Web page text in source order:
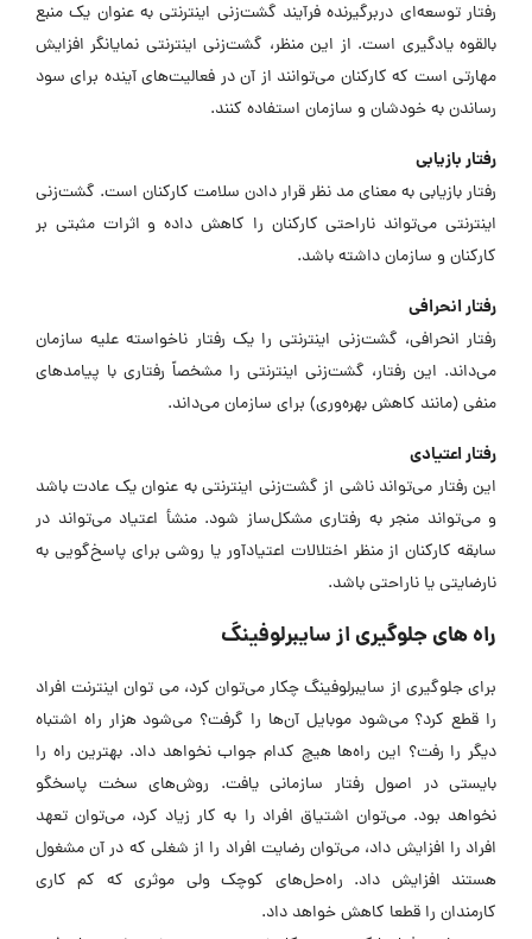
رفتار توسعه‌ای دربرگیرنده فرآیند گشت‌زنی اینترنتی به عنوان یک منبع
بالقوه یادگیری است. از این منظر، گشت‌زنی اینترنتی نمایانگر افزایش
مهارتی است که کارکنان می‌توانند از آن در فعالیت‌های آینده برای سود
رساندن به خودشان و سازمان استفاده کنند.
رفتار بازیابی
رفتار بازیابی به معنای مد نظر قرار دادن سلامت کارکنان است. گشت‌زنی
اینترنتی می‌تواند ناراحتی کارکنان را کاهش داده و اثرات مثبتی بر
کارکنان و سازمان داشته باشد.
رفتار انحرافی
رفتار انحرافی، گشت‌زنی اینترنتی را یک رفتار ناخواسته علیه سازمان
می‌داند. این رفتار، گشت‌زنی اینترنتی را مشخصاً رفتاری با پیامدهای
منفی (مانند کاهش بهره‌وری) برای سازمان می‌داند.
رفتار اعتیادی
این رفتار می‌تواند ناشی از گشت‌زنی اینترنتی به عنوان یک عادت باشد
و می‌تواند منجر به رفتاری مشکل‌ساز شود. منشأ اعتیاد می‌تواند در
سابقه کارکنان از منظر اختلالات اعتیادآور یا روشی برای پاسخ‌گویی به
نارضایتی یا ناراحتی باشد.
راه های جلوگیری از سایبرلوفینگ
برای جلوگیری از سایبرلوفینگ چکار می‌توان کرد،‌ می توان اینترنت افراد
را قطع کرد؟ می‌شود موبایل آن‌ها را گرفت؟ می‌شود هزار راه اشتباه
دیگر را رفت؟ این راه‌ها هیچ کدام جواب نخواهد داد. بهترین راه را
بایستی در اصول رفتار سازمانی یافت. روش‌های سخت پاسخگو
نخواهد بود. می‌توان اشتیاق افراد را به کار زیاد کرد، می‌توان تعهد
افراد را افزایش داد، می‌توان رضایت افراد را از شغلی که در آن مشغول
هستند افزایش داد. راه‌حل‌های کوچک ولی موثری که کم کاری
کارمندان را قطعا کاهش خواهد داد.